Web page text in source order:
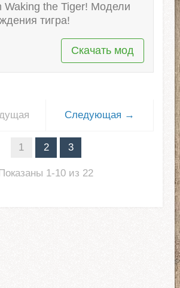
Waking the Tiger! Модели
тигра!
Скачать мод
Следующая →
1 2 3
Показаны 1-10 из 22